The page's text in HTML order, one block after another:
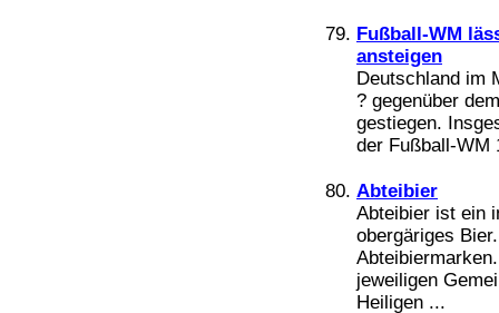
Fußball-WM
ansteigen
Deutschland im
? gegenüber
gestiegen.
der Fußball-WM
Abteibier
Abteibier ist ein
obergäriges
jeweiligen
Heiligen ...